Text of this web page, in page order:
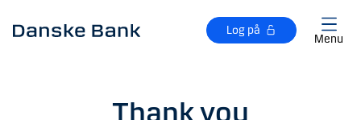
Log på
Menu
Thank you